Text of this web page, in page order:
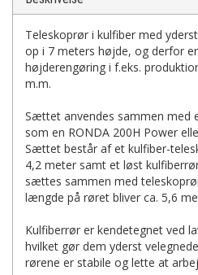
Teleskoprør i kulfiber med
op i 7 meters højde, og derfor
højderengøring i f.eks.
m.m.
Sættet anvendes sammen med
som en RONDA 200H Power
Sættet består af et kulfiber-
4,2 meter samt et løst
sættes sammen med
længde på røret bliver ca. 5,6
Kulfiberrør er kendetegnet ved
hvilket gør dem yderst
rørene er stabile og lette at